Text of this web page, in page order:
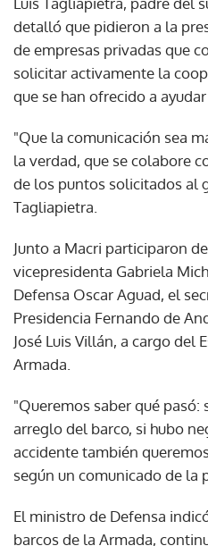
detalló que pidieron a la
de empresas privadas que
solicitar activamente la
que se han ofrecido a
"Que la comunicación sea
la verdad, que se colabore
de los puntos solicitados al
Tagliapietra.
Junto a Macri participaron
vicepresidenta Gabriela
Defensa Oscar Aguad, el
Presidencia Fernando de
José Luis Villán, a cargo del
Armada.
"Queremos saber qué pasó:
arreglo del barco, si hubo
accidente también
según un comunicado de la
El ministro de Defensa
barcos de la Armada,